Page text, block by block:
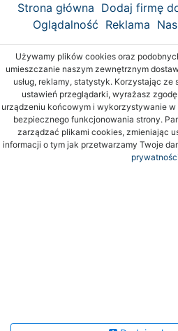
Strona główna Dodaj firmę
Oglądalność Reklama
Używamy plików cookies oraz
umieszczanie naszym zewnętrznym
usług, reklamy, statystyk. Korzystając
ustawień przeglądarki, wyrażasz
urządzeniu końcowym i wykorzystywanie
bezpiecznego funkcjonowania strony.
zarządzać plikami cookies, zmieniając
informacji o tym jak przetwarzamy Twoje